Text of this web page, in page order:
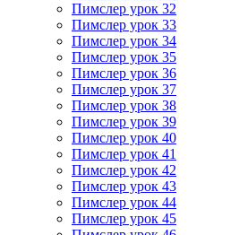
Пимслер урок 32
Пимслер урок 33
Пимслер урок 34
Пимслер урок 35
Пимслер урок 36
Пимслер урок 37
Пимслер урок 38
Пимслер урок 39
Пимслер урок 40
Пимслер урок 41
Пимслер урок 42
Пимслер урок 43
Пимслер урок 44
Пимслер урок 45